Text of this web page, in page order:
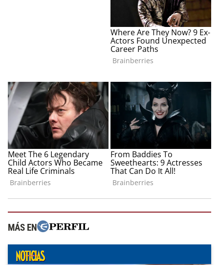
MÁS EN